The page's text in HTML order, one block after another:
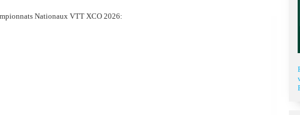
Nationaux VTT XCO 2026: